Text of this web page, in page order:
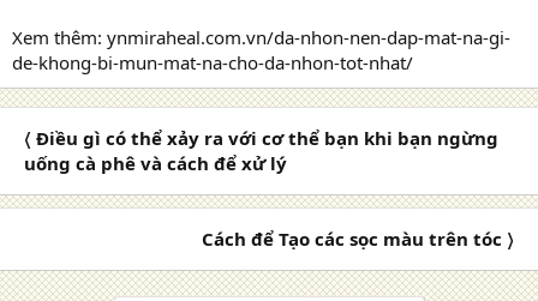
Xem thêm: ynmiraheal.com.vn/da-nhon-nen-dap-mat-na-gi-
de-khong-bi-mun-mat-na-cho-da-nhon-tot-nhat/
〈 Điều gì có thể xảy ra với cơ thể bạn khi bạn ngừng
uống cà phê và cách để xử lý
Cách để Tạo các sọc màu trên tóc 〉